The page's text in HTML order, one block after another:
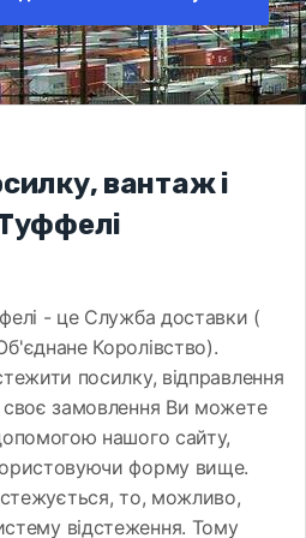
вантаж і
- це Служба доставки (
Королівство).
посилку, відправлення
своє замовлення Ви можете
нашого сайту,
форму вище.
то, можливо,
відстеження. Тому